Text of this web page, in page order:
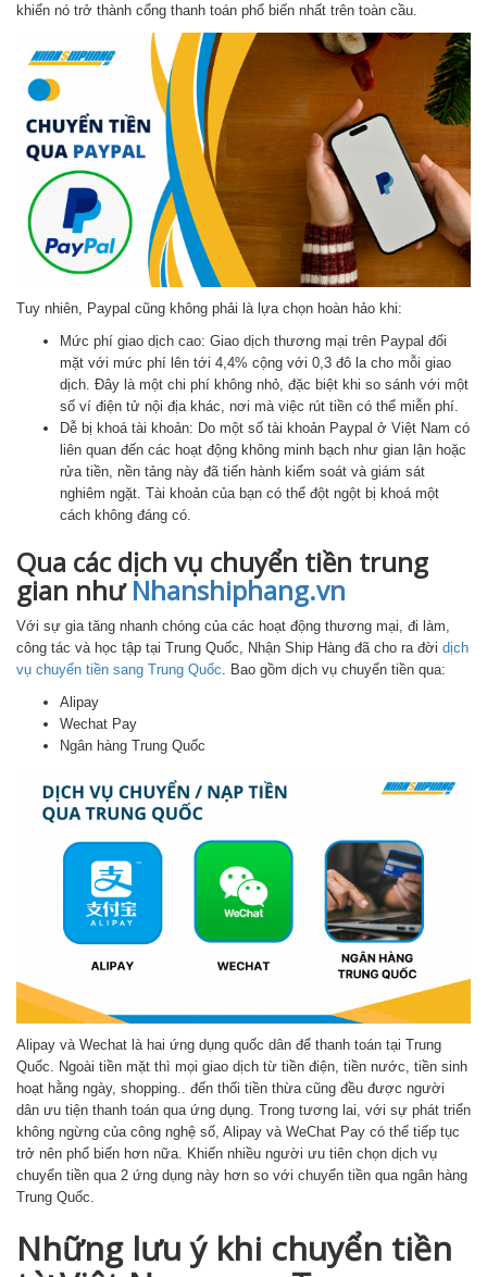
khiến nó trở thành cổng thanh toán phổ biến nhất trên toàn cầu.
Tuy nhiên, Paypal cũng không phải là lựa chọn hoàn hảo khi:
Mức phí giao dịch cao: Giao dịch thương mại trên Paypal đối
mặt với mức phí lên tới 4,4% cộng với 0,3 đô la cho mỗi giao
dịch. Đây là một chi phí không nhỏ, đặc biệt khi so sánh với một
số ví điện tử nội địa khác, nơi mà việc rút tiền có thể miễn phí.
Dễ bị khoá tài khoản: Do một số tài khoản Paypal ở Việt Nam có
liên quan đến các hoạt động không minh bạch như gian lận hoặc
rửa tiền, nền tảng này đã tiến hành kiểm soát và giám sát
nghiêm ngặt. Tài khoản của bạn có thể đột ngột bị khoá một
cách không đáng có.
Qua các dịch vụ chuyển tiền trung
gian nhưNhanshiphang.vn
Với sự gia tăng nhanh chóng của các hoạt động thương mại, đi làm,
công tác và học tập tại Trung Quốc, Nhận Ship Hàng đã cho ra đời dịch
vụ chuyển tiền sang Trung Quốc. Bao gồm dịch vụ chuyển tiền qua:
Alipay
Wechat Pay
Ngân hàng Trung Quốc
Alipay và Wechat là hai ứng dụng quốc dân để thanh toán tại Trung
Quốc. Ngoài tiền mặt thì mọi giao dịch từ tiền điện, tiền nước, tiền sinh
hoạt hằng ngày, shopping.. đến thối tiền thừa cũng đều được người
dân ưu tiện thanh toán qua ứng dụng. Trong tương lai, với sự phát triển
không ngừng của công nghệ số, Alipay và WeChat Pay có thể tiếp tục
trở nên phổ biến hơn nữa. Khiến nhiều người ưu tiên chọn dịch vụ
chuyển tiền qua 2 ứng dụng này hơn so với chuyển tiền qua ngân hàng
Trung Quốc.
Những lưu ý khi chuyển tiền